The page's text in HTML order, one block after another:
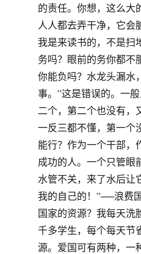
的责任。你想，这么大
人人都去弄干净，它会
我是来读书的，不是扫
务吗？眼前的务你都不
你能负吗？水龙头漏水
事。”这是错误的。一
二个，第二个也没有，
一反三都不懂，第一个
能行？作为一个干部，
成功的人。一个只管眼
水管不关，来了水后让
我的自己的！”──浪费
国家的资源？我每天洗
千多学生，每个每天节
源。爱国可有两种，一